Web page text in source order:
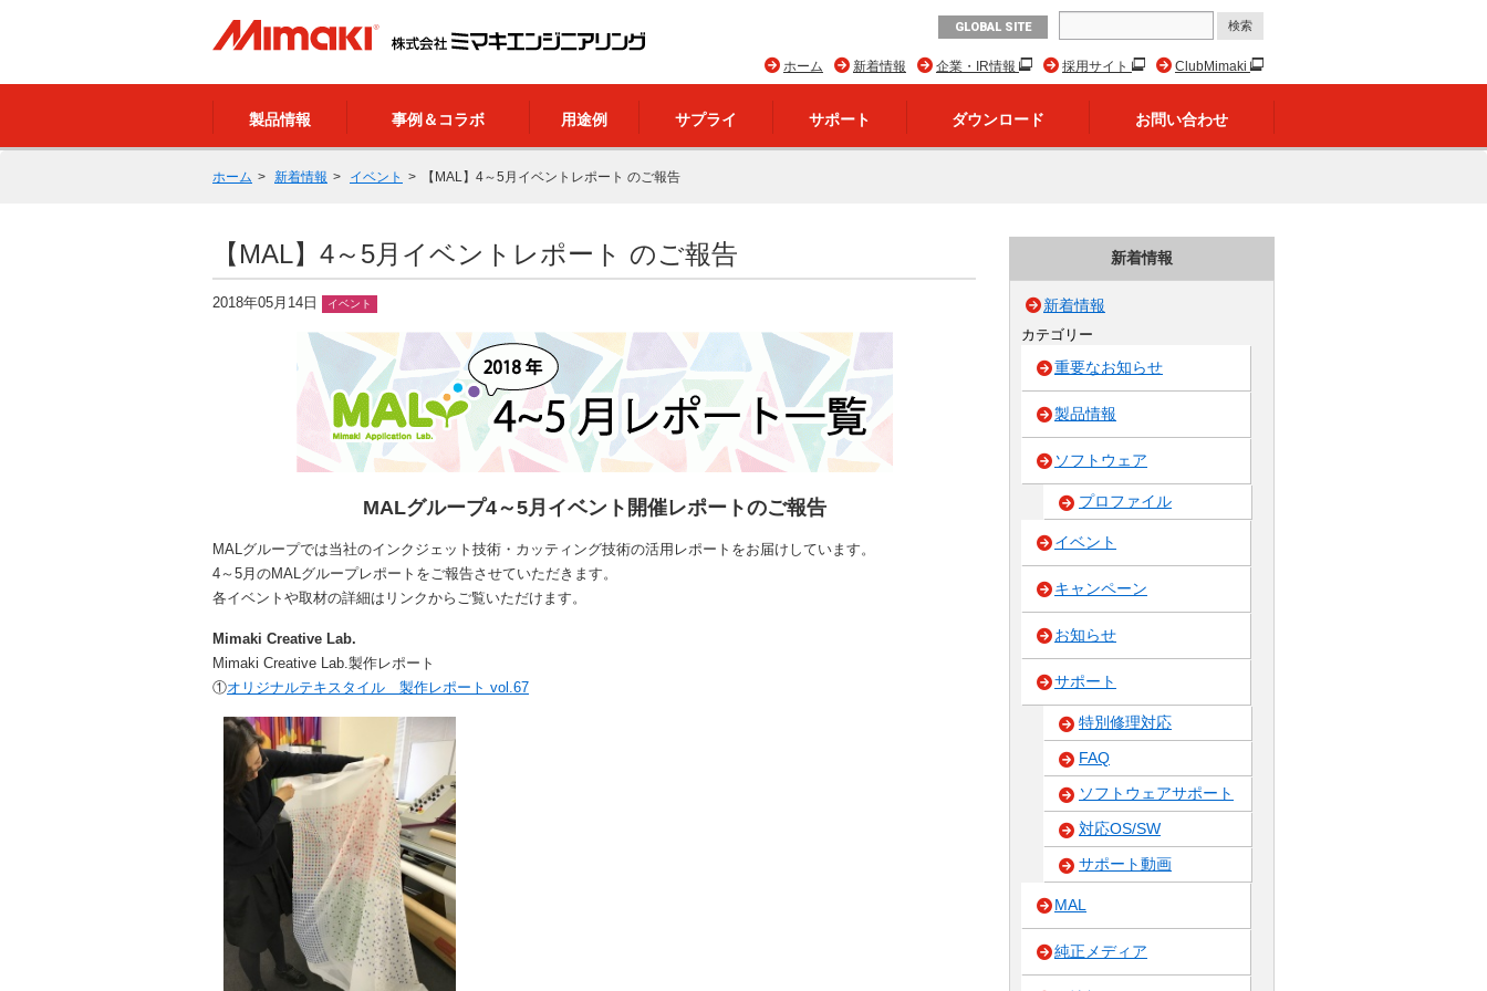
GLOBAL SITE
ClubMimaki
採用サイト
企業・IR情報
新着情報
ホーム
製品情報 事例＆コラボ 用途例 サプライ サポート ダウンロード お問い合わせ
ホーム 新着情報 イベント 【MAL】4～5月イベントレポート のご報告
【MAL】4～5月イベントレポート のご報告
2018年05月14日 イベント
MALグループ4～5月イベント開催レポートのご報告
MALグループでは当社のインクジェット技術・カッティング技術の活用レポートをお届けしています。
4～5月のMALグループレポートをご報告させていただきます。
各イベントや取材の詳細はリンクからご覧いただけます。
Mimaki Creative Lab.
Mimaki Creative Lab.製作レポート
①オリジナルテキスタイル 製作レポート vol.67
新着情報
新着情報
カテゴリー
重要なお知らせ
製品情報
ソフトウェア
プロファイル
イベント
キャンペーン
お知らせ
サポート
特別修理対応
FAQ
ソフトウェアサポート
対応OS/SW
サポート動画
MAL
純正メディア